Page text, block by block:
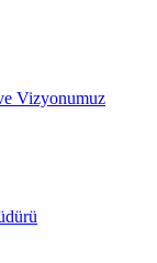
Vizyonumuz